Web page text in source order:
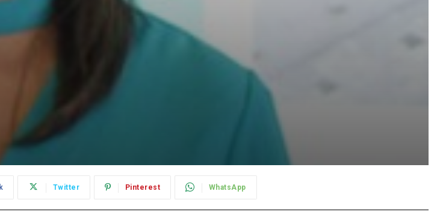
Twitter Pinterest WhatsApp